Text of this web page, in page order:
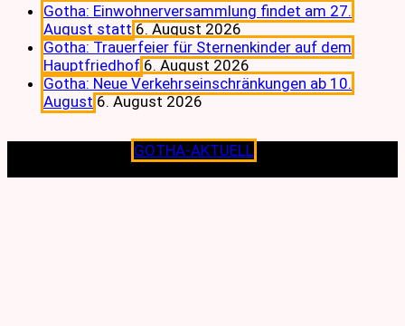
Gotha: Einwohnerversammlung findet am 27.
August statt 6. August 2026
Gotha: Trauerfeier für Sternenkinder auf dem
Hauptfriedhof 6. August 2026
Gotha: Neue Verkehrseinschränkungen ab 10.
August 6. August 2026
GOTHA-AKTUELL
Lokalen verpflichtet.